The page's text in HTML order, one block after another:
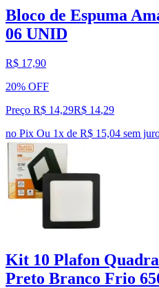
Bloco de Espuma
06 UNID
R$ 17,90
20% OFF
Preço R$ 14,29R$ 14,29
no Pix Ou 1x de R$ 15,04 sem
Kit 10 Plafon
Preto Branco Frio